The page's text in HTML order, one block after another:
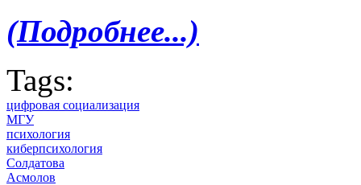
(Подробнее...)
Tags:
цифровая социализация
МГУ
психология
киберпсихология
Солдатова
Асмолов